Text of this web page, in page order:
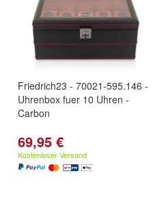
Friedrich23 - 70021-595.146 -
Uhrenbox fuer 10 Uhren -
Carbon
69,95 €
Kostenloser Versand